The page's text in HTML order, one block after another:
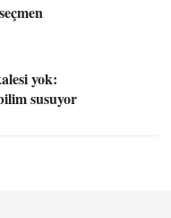
yok:
susuyor